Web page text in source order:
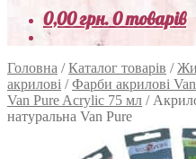
0,00грн.0 товарів
Головна /Каталог товарів /
акрилові /Фарби акрилові
Van Pure Acrylic 75 мл /
натуральна Van Pure